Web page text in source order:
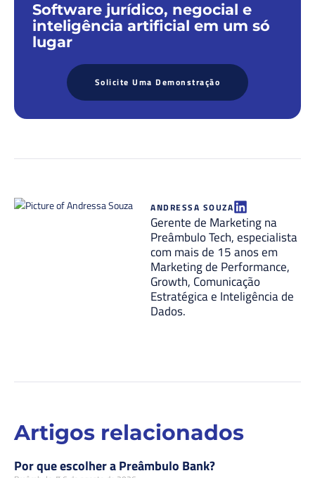
Software jurídico, negocial e
inteligência artificial em um só
lugar
Solicite Uma Demonstração
ANDRESSA SOUZA
Gerente de Marketing na
Preâmbulo Tech, especialista
com mais de 15 anos em
Marketing de Performance,
Growth, Comunicação
Estratégica e Inteligência de
Dados.
Artigos relacionados
Por que escolher a Preâmbulo Bank?